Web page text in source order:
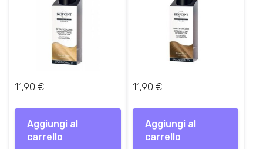
11,90 €
Aggiungi al
carrello
11,90 €
Aggiungi al
carrello